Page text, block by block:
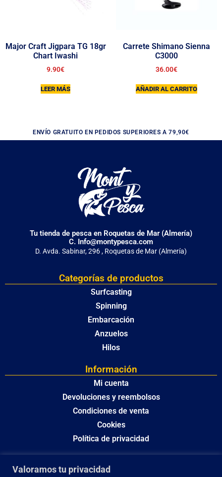
Valoramos tu privacidad
Major Craft Jigpara TG 18gr
Chart Iwashi
9.90€
LEER MÁS
Carrete Shimano Sienna
C3000
36.00€
AÑADIR AL CARRITO
ENVÍO GRATUITO EN PEDIDOS SUPERIORES A 79,90€
Tu tienda de pesca en Roquetas de Mar (Almería)
C. Info@montypesca.com
D. Avda. Sabinar, 296 , Roquetas de Mar (Almería)
Categorías de productos
Surfcasting
Spinning
Embarcación
Anzuelos
Hilos
Información
Mi cuenta
Devoluciones y reembolsos
Condiciones de venta
Cookies
Política de privacidad